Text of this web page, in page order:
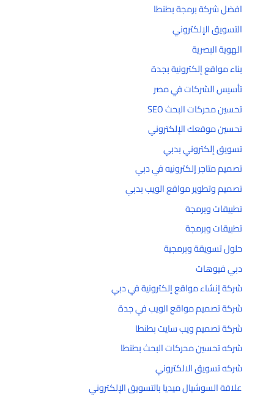
افضل شركة برمجة بطنطا
التسويق الإلكتروني
الهوية البصرية
بناء مواقع إلكترونية بجدة
تأسيس الشركات في مصر
تحسين محركات البحث SEO
تحسين موقعك الإلكتروني
تسويق إلكتروني بدبي
تصميم متاجر إلكترونيه في دبي
تصميم وتطوير مواقع الويب بدبي
تطبيقات وبرمجة
تطبيقات وبرمجة
حلول تسويقة وبرمجية
دبي فيوهات
شركة إنشاء مواقع إلكترونية في دبي
شركة تصميم مواقع الويب في جدة
شركة تصميم ويب سايت بطنطا
شركه تحسين محركات البحث بطنطا
شركه تسويق الالكتروني
علاقة السوشيال ميديا بالتسويق الإلكتروني